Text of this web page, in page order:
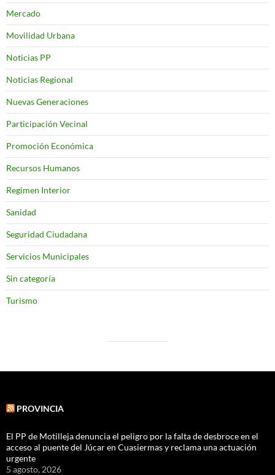
Mercado
Movilidad Urbana
Noticias PP
Noticias Regional
Nuevas Generaciones
Participación Vecinal
Promoción Económica
Recursos Humanos
Regimen Interior
Sanidad
Seguridad Ciudadana
Servicios Municipales
Sin categoría
Turismo
PROVINCIA
El PP de Motilleja denuncia el peligro por la falta de desbroce en el
acceso al puente del Júcar en Cuasiermas y reclama una actuación
urgente
5 agosto, 2026